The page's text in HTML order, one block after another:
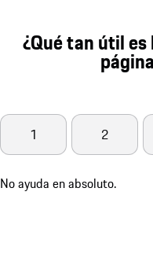
¿Qué tan útil
No ayuda en absoluto.
1 2